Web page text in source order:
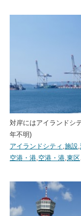
対岸にはアイランドシ
年不明)
アイランドシティ ,施設,
空港・港,空港・港,東区